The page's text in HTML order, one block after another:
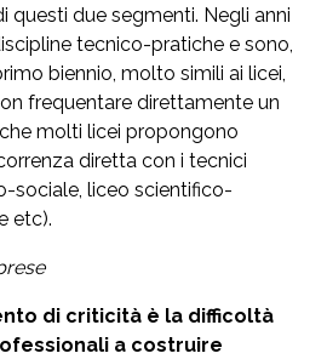
questi due segmenti. Negli anni
tecnico-pratiche e sono,
biennio, molto simili ai licei,
frequentare direttamente un
molti licei propongono
diretta con i tecnici
sociale, liceo scientifico-
etc).
di criticità è la difficoltà
a costruire